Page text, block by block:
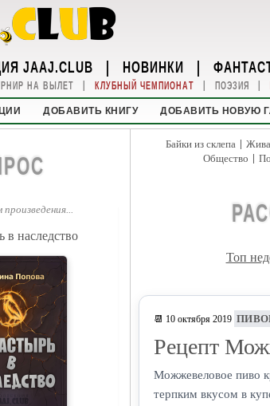
JAAJ.CLUB | НОВИНКИ |
НА ВЫЛЕТ | КЛУБНЫЙ ЧЕМПИОНАТ | ПОЭЗИЯ |
ДОБАВИТЬ КНИГУ ДОБАВИТЬ НОВУЮ
в наследство
Байки из склепа |
Общество |
Топ
📆 10 октября 2019
Рецепт
Можжевеловое пиво
терпким вкусом в